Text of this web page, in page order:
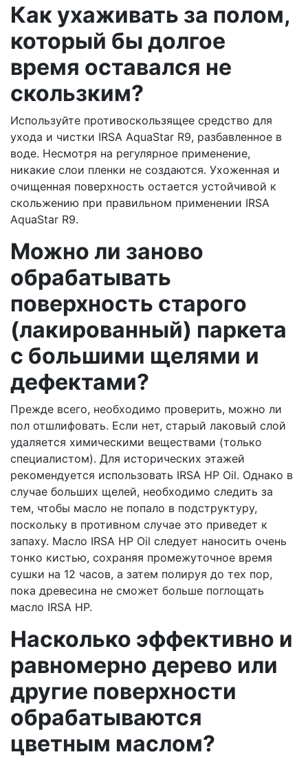
Как ухаживать за полом,
который бы долгое
время оставался не
скользким?
Используйте противоскользящее средство для
ухода и чистки IRSA AquaStar R9, разбавленное в
воде. Несмотря на регулярное применение,
никакие слои пленки не создаются. Ухоженная и
очищенная поверхность остается устойчивой к
скольжению при правильном применении IRSA
AquaStar R9.
Можно ли заново
обрабатывать
поверхность старого
(лакированный) паркета
с большими щелями и
дефектами?
Прежде всего, необходимо проверить, можно ли
пол отшлифовать. Если нет, старый лаковый слой
удаляется химическими веществами (только
специалистом). Для исторических этажей
рекомендуется использовать IRSA HP Oil. Однако в
случае больших щелей, необходимо следить за
тем, чтобы масло не попало в подструктуру,
поскольку в противном случае это приведет к
запаху. Масло IRSA HP Oil следует наносить очень
тонко кистью, сохраняя промежуточное время
сушки на 12 часов, а затем полируя до тех пор,
пока древесина не сможет больше поглощать
масло IRSA HP.
Насколько эффективно и
равномерно дерево или
другие поверхности
обрабатываются
цветным маслом?